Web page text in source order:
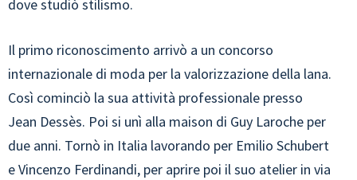
dove studiò stilismo.
Il primo riconoscimento arrivò a un concorso
internazionale di moda per la valorizzazione della lana.
Così cominciò la sua attività professionale presso
Jean Dessès. Poi si unì alla maison di Guy Laroche per
due anni. Tornò in Italia lavorando per Emilio Schubert
e Vincenzo Ferdinandi, per aprire poi il suo atelier in via